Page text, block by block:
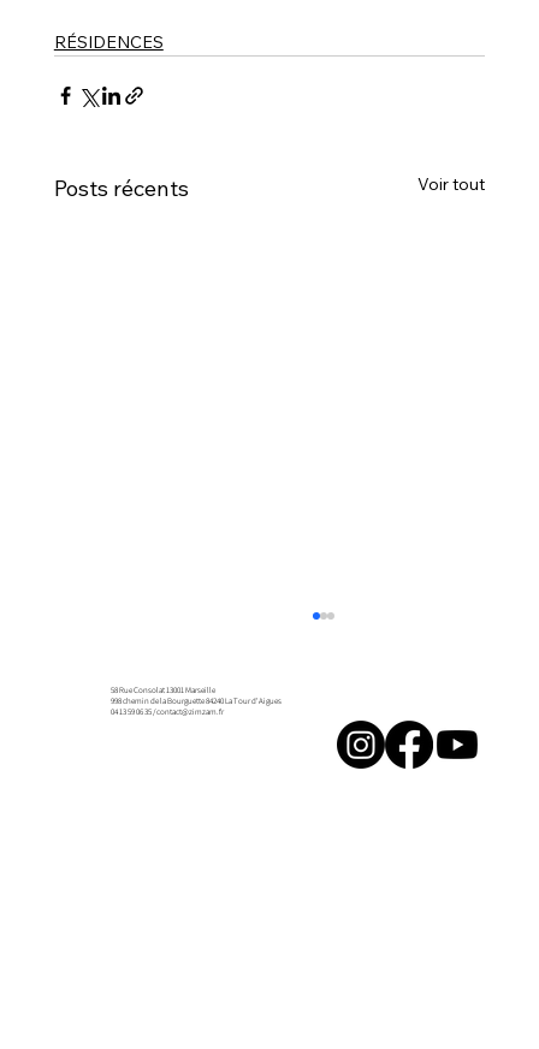
RÉSIDENCES
Posts récents Voir tout
58 Rue Consolat 13001 Marseille
998 chemin de la Bourguette 84240 La Tour d'Aigues
04 13 59 06 35 /contact@zimzam.fr